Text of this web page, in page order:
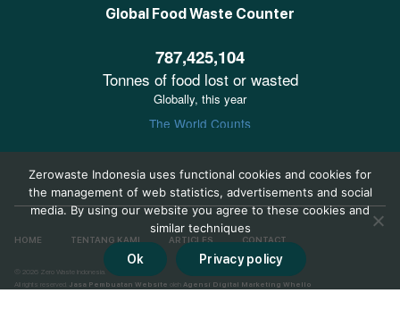
Global Food Waste Counter
HOME TENTANG KAMI ARTICLES CONTACT
© 2026 Zero Waste Indonesia.
All rights reserved. Jasa Pembuatan Website oleh Agensi Digital Marketing Whello
Zerowaste Indonesia uses functional cookies and cookies for
the management of web statistics, advertisements and social
media. By using our website you agree to these cookies and
similar techniques
Ok Privacy policy